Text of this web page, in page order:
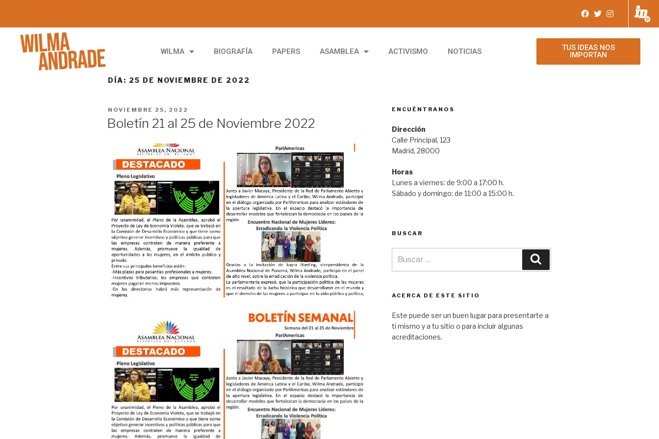
WILMA BIOGRAFÍA PAPERS ASAMBLEA ACTIVISMO NOTICIAS
TUS IDEAS NOS
IMPORTAN
DÍA: 25 DE NOVIEMBRE DE 2022
NOVIEMBRE 25, 2022
Boletín 21 al 25 de Noviembre 2022
ENCUÉNTRANOS
Dirección
Calle Principal, 123
Madrid, 28000
Horas
Lunes a viernes: de 9:00 a 17:00 h.
Sábado y domingo: de 11:00 a 15:00 h.
BUSCAR
ACERCA DE ESTE SITIO
Este puede ser un buen lugar para presentarte a
ti mismo y a tu sitio o para incluir algunas
acreditaciones.